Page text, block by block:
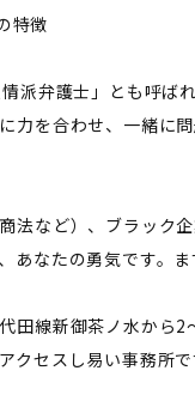
特徴
派弁護士」とも呼ば
力を合わせ、一緒に
法など）、ブラック
あなたの勇気です。
田線新御茶ノ水から
クセスし易い事務所